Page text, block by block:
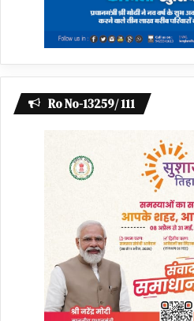
Ro No-13259/ 111